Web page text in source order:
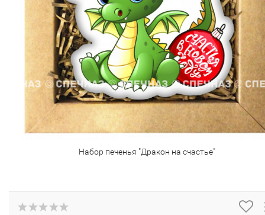
Набор печенья "Дракон на счастье"